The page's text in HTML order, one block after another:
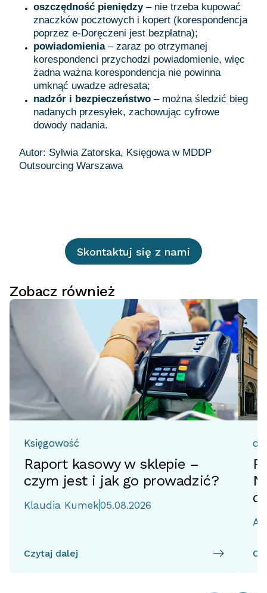
oszczędność pieniędzy– nie trzeba kupować
znaczków pocztowych i kopert (korespondencja
poprzez e-Doręczeni jest bezpłatna);
powiadomienia– zaraz po otrzymanej
korespondenci przychodzi powiadomienie, więc
żadna ważna korespondencja nie powinna
umknąć uwadze adresata;
nadzór i bezpieczeństwo – można śledzić bieg
nadanych przesyłek, zachowując cyfrowe
dowody nadania.
Autor: Sylwia Zatorska, Księgowa w MDDP
Outsourcing Warszawa
Skontaktuj się z nami
Zobacz również
Księgowość
Raport kasowy w sklepie –
czym jest i jak go prowadzić?
Klaudia Kumek05.08.2026
Czytaj dalej